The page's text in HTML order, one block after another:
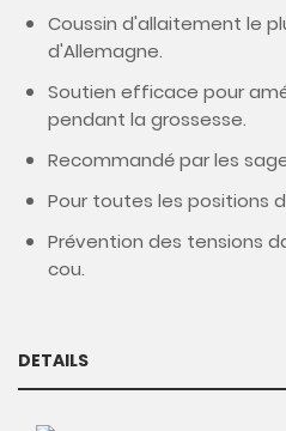
Coussin d'allaitement le
d'Allemagne.
Soutien efficace pour
pendant la grossesse.
Recommandé par les
Pour toutes les positions
Prévention des tensions
cou.
DETAILS